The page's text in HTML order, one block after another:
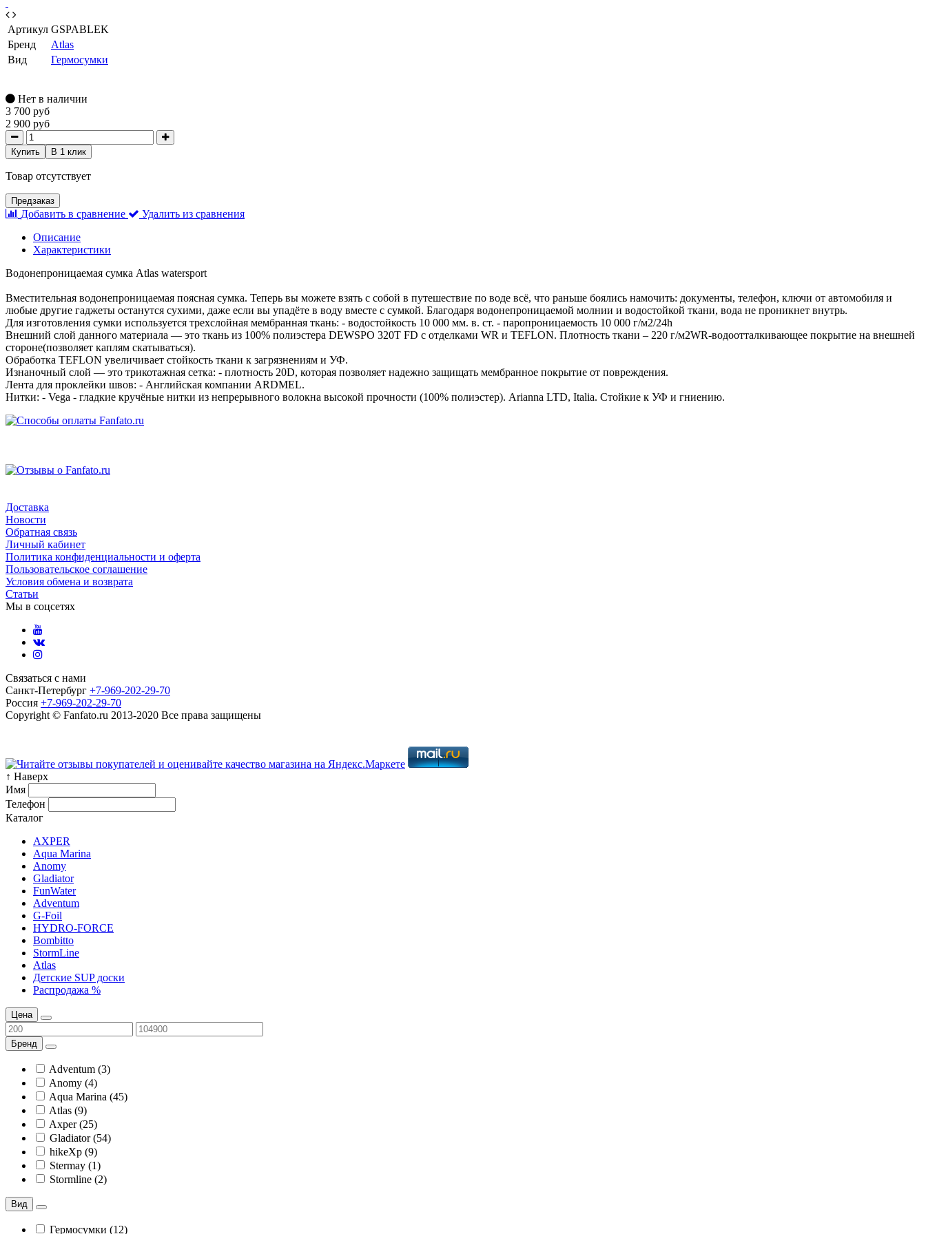
Артикул GSPABLEK
Бренд
Atlas
Вид
Гермосумки
Нет в наличии
3 700 руб
2 900 руб
Купить В 1 клик
Товар отсутствует
Предзаказ
Добавить в сравнение
Удалить из сравнения
Описание
Характеристики
Водонепроницаемая сумка Atlas watersport
Вместительная водонепроницаемая поясная сумка. Теперь вы можете взять с собой в путешествие по воде всё, что раньше боялись намочить: документы, телефон, ключи от автомобиля и
любые другие гаджеты останутся сухими, даже если вы упадёте в воду вместе с сумкой. Благодаря водонепроницаемой молнии и водостойкой ткани, вода не проникнет внутрь.
Для изготовления сумки используется трехслойная мембранная ткань: - водостойкость 10 000 мм. в. ст. - паропроницаемость 10 000 г/м2/24h
Внешний слой данного материала — это ткань из 100% полиэстера DEWSPO 320Т FD с отделками WR и TEFLON. Плотность ткани – 220 г/м2WR-водоотталкивающее покрытие на внешней
стороне(позволяет каплям скатываться).
Обработка TEFLON увеличивает стойкость ткани к загрязнениям и УФ.
Изнаночный слой — это трикотажная сетка: - плотность 20D, которая позволяет надежно защищать мембранное покрытие от повреждения.
Лента для проклейки швов: - Английская компании ARDMEL.
Нитки: - Vega - гладкие кручёные нитки из непрерывного волокна высокой прочности (100% полиэстер). Arianna LTD, Italia. Стойкие к УФ и гниению.
Доставка
Новости
Обратная связь
Личный кабинет
Политика конфиденциальности и оферта
Пользовательское соглашение
Условия обмена и возврата
Статьи
Мы в соцсетях
Связаться с нами
Санкт-Петербург +7-969-202-29-70
Россия +7-969-202-29-70
Copyright © Fanfato.ru 2013-2020 Все права защищены
↑ Наверх
Имя
Телефон
Каталог
AXPER
Aqua Marina
Anomy
Gladiator
FunWater
Adventum
G-Foil
HYDRO-FORCE
Bombitto
StormLine
Atlas
Детские SUP доски
Распродажа %
Цена
Бренд
Adventum (3)
Anomy (4)
Aqua Marina (45)
Atlas (9)
Axper (25)
Gladiator (54)
hikeXp (9)
Stermay (1)
Stormline (2)
Вид
Гермосумки (12)